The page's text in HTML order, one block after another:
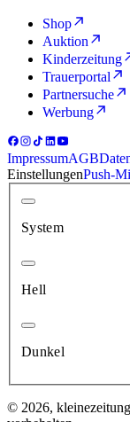
Shop
Auktion
Kinderzeitung
Trauerportal
Partnersuche
Werbung
ImpressumAGB
EinstellungenPush-
System
Hell
Dunkel
© 2026,